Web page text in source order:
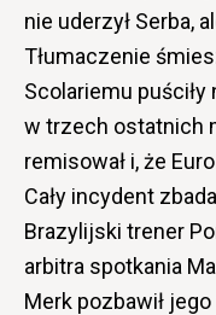
nie uderzył Serba,
Tłumaczenie
Scolariemu puściły
w trzech ostatnich
remisował i, że
Cały incydent
Brazylijski trener
arbitra spotkania
Merk pozbawił